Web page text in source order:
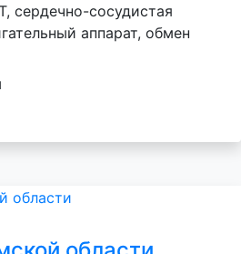
сердечно-сосудистая
аппарат, обмен